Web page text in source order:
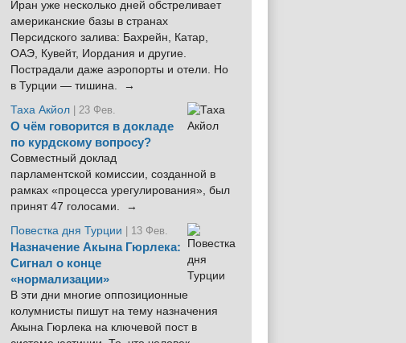
Иран уже несколько дней обстреливает
американские базы в странах
Персидского залива: Бахрейн, Катар,
ОАЭ, Кувейт, Иордания и другие.
Пострадали даже аэропорты и отели. Но
в Турции — тишина. →
Таха Акйол | 23 Фев.
О чём говорится в докладе
по курдскому вопросу?
Совместный доклад
парламентской комиссии, созданной в
рамках «процесса урегулирования», был
принят 47 голосами. →
Повестка дня Турции
| 13 Фев.
Назначение Акына Гюрлека:
Сигнал о конце
«нормализации»
В эти дни многие оппозиционные
колумнисты пишут на тему назначения
Акына Гюрлека на ключевой пост в